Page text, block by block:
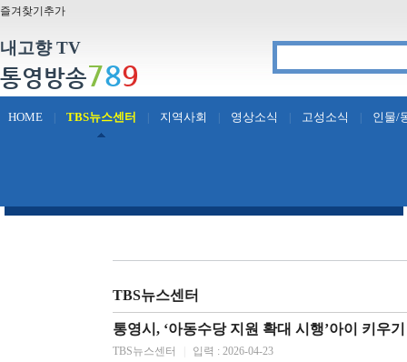
즐겨찾기추가
내고향 TV
통영방송789
HOME TBS뉴스센터 지역사회 영상소식 고성소식 인물/
TBS뉴스센터
통영시, ‘아동수당 지원 확대 시행’아이 키우
TBS뉴스센터 입력 : 2026-04-23